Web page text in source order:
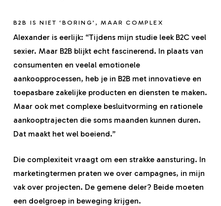
B2B IS NIET ‘BORING’, MAAR COMPLEX
Alexander is eerlijk: “Tijdens mijn studie leek B2C veel
sexier. Maar B2B blijkt echt fascinerend. In plaats van
consumenten en veelal emotionele
aankoopprocessen, heb je in B2B met innovatieve en
toepasbare zakelijke producten en diensten te maken.
Maar ook met complexe besluitvorming en rationele
aankooptrajecten die soms maanden kunnen duren.
Dat maakt het wel boeiend.”
Die complexiteit vraagt om een strakke aansturing. In
marketingtermen praten we over campagnes, in mijn
vak over projecten. De gemene deler? Beide moeten
een doelgroep in beweging krijgen.